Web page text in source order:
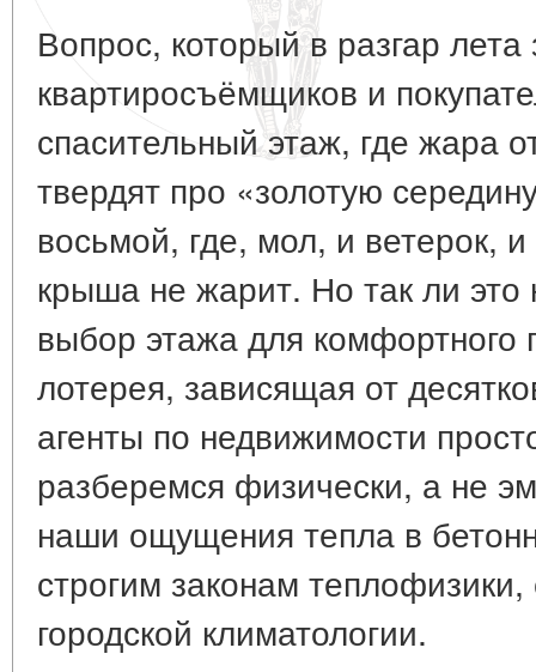
Вопрос, который в разгар
квартиросъёмщиков и
спасительный этаж, где жара
твердят про «золотую
восьмой, где, мол, и ветерок,
крыша не жарит. Но так ли
выбор этажа для
лотерея, зависящая от
агенты по недвижимости
разберемся физически, а не
наши ощущения тепла в
строгим законам
городской климатологии.